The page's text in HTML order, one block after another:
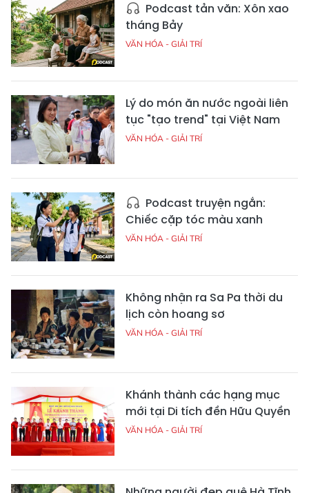
Podcast tản văn: Xôn xao
tháng Bảy
VĂN HÓA - GIẢI TRÍ
Lý do món ăn nước ngoài liên
tục "tạo trend" tại Việt Nam
VĂN HÓA - GIẢI TRÍ
Podcast truyện ngắn:
Chiếc cặp tóc màu xanh
VĂN HÓA - GIẢI TRÍ
Không nhận ra Sa Pa thời du
lịch còn hoang sơ
VĂN HÓA - GIẢI TRÍ
Khánh thành các hạng mục
mới tại Di tích đền Hữu Quyền
VĂN HÓA - GIẢI TRÍ